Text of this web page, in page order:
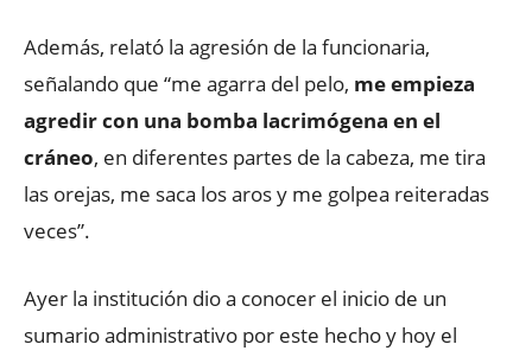
Además, relató la agresión de la funcionaria,
señalando que “me agarra del pelo, me empieza
agredir con una bomba lacrimógena en el
cráneo, en diferentes partes de la cabeza, me tira
las orejas, me saca los aros y me golpea reiteradas
veces”.
Ayer la institución dio a conocer el inicio de un
sumario administrativo por este hecho y hoy el